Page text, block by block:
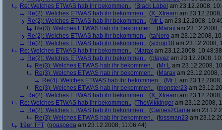
Re: Welches ETWAS hab ihr bekommen.. (Black Label am 23.12.2008,
Re(2): Welches ETWAS hab ihr bekommen.. (X_Xtream am
Re(2): Welches ETWAS hab ihr bekommen.. (Mr L am 23.12.2008,
Re(3): Welches ETWAS hab ihr bekommen.. (Marax am 23.12.2008,
Re(2): Welches ETWAS hab ihr bekommen.. (taNero am 23.12.2008,
Re(2): Welches ETWAS hab ihr bekommen.. (schop18 am 23.12.2008,
Re: Welches ETWAS hab ihr bekommen.. (Marax am 23.12.2008,
Re(2): Welches ETWAS hab ihr bekommen.. (playaz am 23.12.2008,
Re(3): Welches ETWAS hab ihr bekommen.. (Mr L am 23.12.2008,
Re(3): Welches ETWAS hab ihr bekommen.. (Marax am 23.12.2008,
Re(4): Welches ETWAS hab ihr bekommen.. (Mr L am
Re(3): Welches ETWAS hab ihr bekommen.. (monster23 am
Re(2): Welches ETWAS hab ihr bekommen.. (X_Xtream am
Re: Welches ETWAS hab ihr bekommen.. (TheWikkinger am 23.12.2008,
Re(2): Welches ETWAS hab ihr bekommen.. (Games2Game am
Re(3): Welches ETWAS hab ihr bekommen.. (fossman23 am
19er TFT (goaspeda am 23.12.2008, 11:06:44)